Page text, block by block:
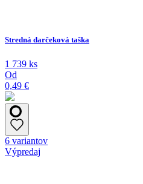
Stredná darčeková taška
1 739 ks
Od
0,49 €
6 variantov
Výpredaj